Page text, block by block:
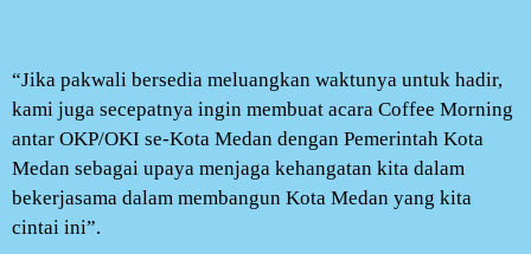
“Jika pakwali bersedia meluangkan waktunya untuk hadir,
kami juga secepatnya ingin membuat acara Coffee Morning
antar OKP/OKI se-Kota Medan dengan Pemerintah Kota
Medan sebagai upaya menjaga kehangatan kita dalam
bekerjasama dalam membangun Kota Medan yang kita
cintai ini”.